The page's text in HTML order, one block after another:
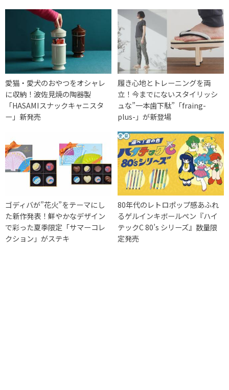
愛猫・愛犬のおやつをオシャレ
に収納！波佐見焼の陶器製
「HASAMIスナックキャニスタ
ー」新発売
履き心地とトレーニングを両
立！今までにないスタイリッシ
ュな”一本歯下駄”「fraing-
plus-」が新登場
ゴディバが”花火”をテーマにし
た新作発表！鮮やかなデザイン
で彩った夏季限定「サマーコレ
クション」がステキ
80年代のレトロポップ感あふれ
るゲルインキボールペン『ハイ
テックC 80’s シリーズ』数量限
定発売